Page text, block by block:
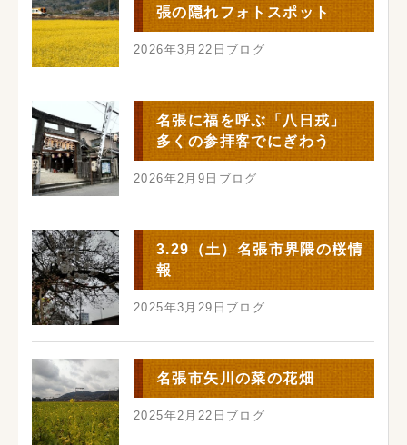
張の隠れフォトスポット
2026年3月22日 ブログ
名張に福を呼ぶ「八日戎」
多くの参拝客でにぎわう
2026年2月9日 ブログ
3.29（土）名張市界隈の桜情
報
2025年3月29日 ブログ
名張市矢川の菜の花畑
2025年2月22日 ブログ